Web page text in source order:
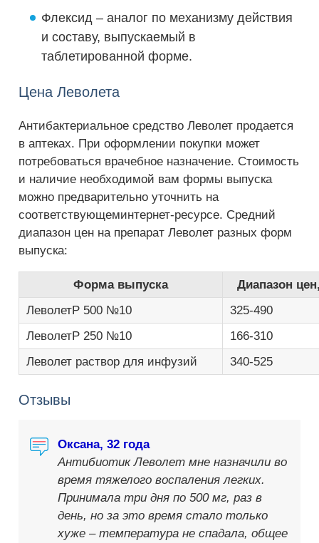
Флексид – аналог по механизму действия
и составу, выпускаемый в
таблетированной форме.
Цена Леволета
Антибактериальное средство Леволет продается
в аптеках. При оформлении покупки может
потребоваться врачебное назначение. Стоимость
и наличие необходимой вам формы выпуска
можно предварительно уточнить на
соответствующеминтернет-ресурсе. Средний
диапазон цен на препарат Леволет разных форм
выпуска:
Форма выпуска
Диапазон
ЛеволетР 500 №10
325-490
ЛеволетР 250 №10
166-310
Леволет раствор для инфузий
340-525
Отзывы
Оксана, 32 года
Антибиотик Леволет мне назначили во
время тяжелого воспаления легких.
Принимала три дня по 500 мг, раз в
день, но за это время стало только
хуже – температура не спадала, общее